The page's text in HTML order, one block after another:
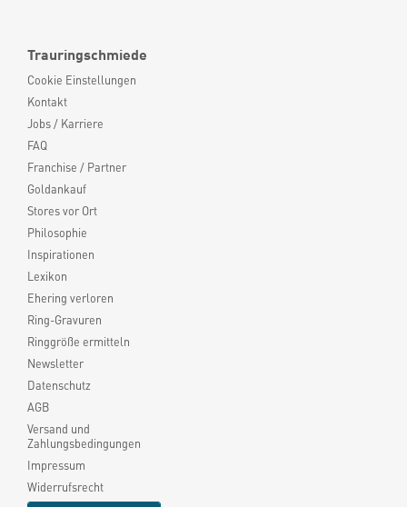
Trauringschmiede
Cookie Einstellungen
Kontakt
Jobs / Karriere
FAQ
Franchise / Partner
Goldankauf
Stores vor Ort
Philosophie
Inspirationen
Lexikon
Ehering verloren
Ring-Gravuren
Ringgröße ermitteln
Newsletter
Datenschutz
AGB
Versand und
Zahlungsbedingungen
Impressum
Widerrufsrecht